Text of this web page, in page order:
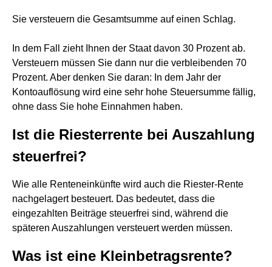
Sie versteuern die Gesamtsumme auf einen Schlag.
In dem Fall zieht Ihnen der Staat davon 30 Prozent ab.
Versteuern müssen Sie dann nur die verbleibenden 70
Prozent. Aber denken Sie daran: In dem Jahr der
Kontoauflösung wird eine sehr hohe Steuersumme fällig,
ohne dass Sie hohe Einnahmen haben.
Ist die Riesterrente bei Auszahlung
steuerfrei?
Wie alle Renteneinkünfte wird auch die Riester-Rente
nachgelagert besteuert. Das bedeutet, dass die
eingezahlten Beiträge steuerfrei sind, während die
späteren Auszahlungen versteuert werden müssen.
Was ist eine Kleinbetragsrente?